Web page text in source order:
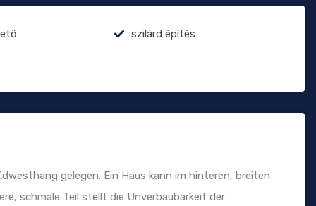
szilárd építés
gelegen. Ein Haus kann im hinteren, breiten
schmale Teil stellt die Unverbaubarkeit der